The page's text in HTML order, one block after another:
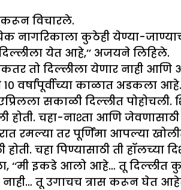
करून विचारले.
नागरिकाला कुठेही येण्या-
दिल्लीला येत आहे,’’ अजयने लिहिले.
तो दिल्लीला येणार नाही
वर्षांपूर्वीच्या काळात अडकला आहे.
सकाळी दिल्लीत
चहा-नाश्ता आणि
रमल्या तर पूर्णिमा आपल्या
चहा पिण्यासाठी ती हॉलच्या
‘‘मी इकडे आलो आहे… तू दिल्लीत
तू उगाचच त्रास करून घेत